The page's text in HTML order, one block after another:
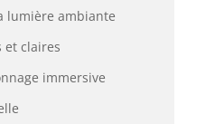
lumière ambiante
et claires
immersive